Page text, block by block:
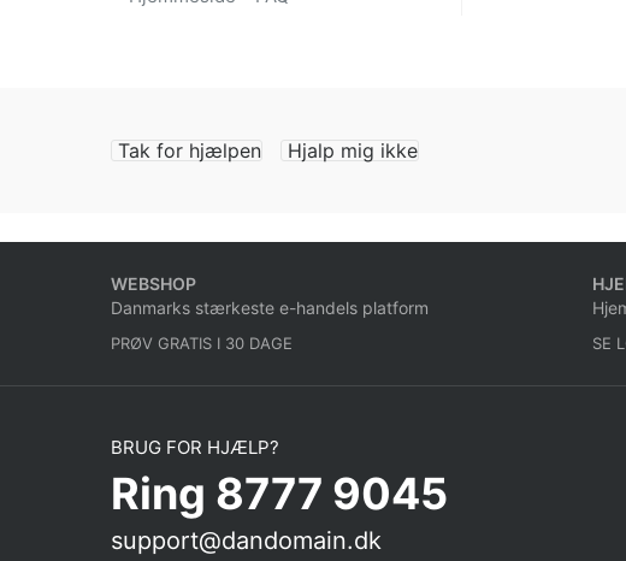
Tak for hjælpen Hjalp mig ikke
WEBSHOP
Danmarks stærkeste e-handels platform
PRØV GRATIS I 30 DAGE SE
BRUG FOR HJÆLP?
Ring 8777 9045
support@dandomain.dk